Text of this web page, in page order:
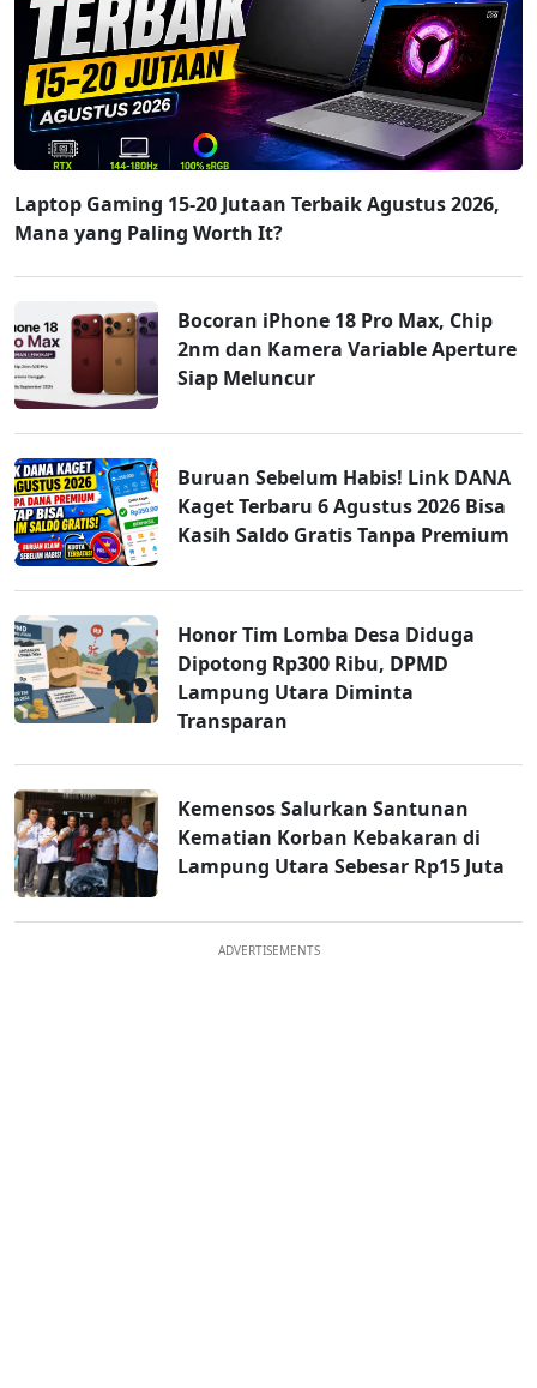
Laptop Gaming 15-20 Jutaan Terbaik Agustus 2026,
Mana yang Paling Worth It?
Bocoran iPhone 18 Pro Max, Chip
2nm dan Kamera Variable Aperture
Siap Meluncur
Buruan Sebelum Habis! Link DANA
Kaget Terbaru 6 Agustus 2026 Bisa
Kasih Saldo Gratis Tanpa Premium
Honor Tim Lomba Desa Diduga
Dipotong Rp300 Ribu, DPMD
Lampung Utara Diminta
Transparan
Kemensos Salurkan Santunan
Kematian Korban Kebakaran di
Lampung Utara Sebesar Rp15 Juta
ADVERTISEMENTS